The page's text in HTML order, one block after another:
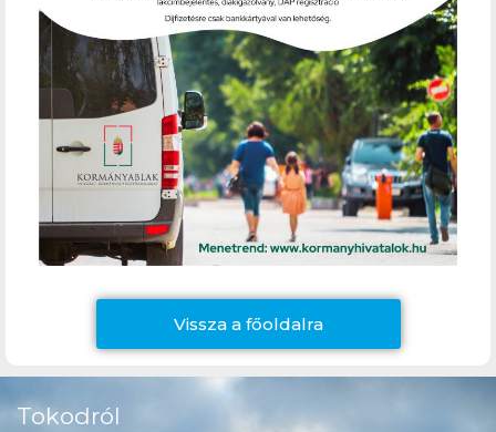
Vissza a főoldalra
Tokodról